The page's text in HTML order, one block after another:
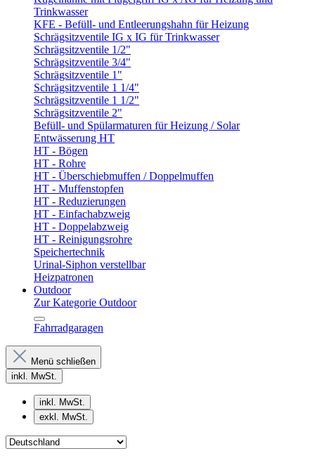
Trinkwasser
KFE - Befüll- und Entleerungshahn für Heizung
Schrägsitzventile IG x IG für Trinkwasser
Schrägsitzventile 1/2"
Schrägsitzventile 3/4"
Schrägsitzventile 1"
Schrägsitzventile 1 1/4"
Schrägsitzventile 1 1/2"
Schrägsitzventile 2"
Befüll- und Spülarmaturen für Heizung / Solar
Entwässerung HT
HT - Bögen
HT - Rohre
HT - Überschiebmuffen / Doppelmuffen
HT - Muffenstopfen
HT - Reduzierungen
HT - Einfachabzweig
HT - Doppelabzweig
HT - Reinigungsrohre
Speichertechnik
Urinal-Siphon verstellbar
Heizpatronen
Outdoor
Zur Kategorie Outdoor
Fahrradgaragen
Menü schließen
inkl. MwSt.
inkl. MwSt.
exkl. MwSt.